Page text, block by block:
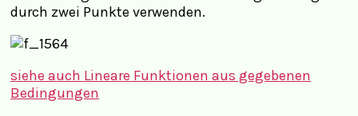
durch zwei Punkte verwenden.
siehe auch Lineare Funktionen aus gegebenen
Bedingungen